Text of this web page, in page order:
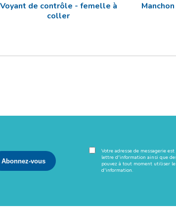
Voyant de contrôle - femelle à
coller
Votre adresse de messagerie
lettre d'information ainsi que
pouvez à tout moment utiliser
d'information.